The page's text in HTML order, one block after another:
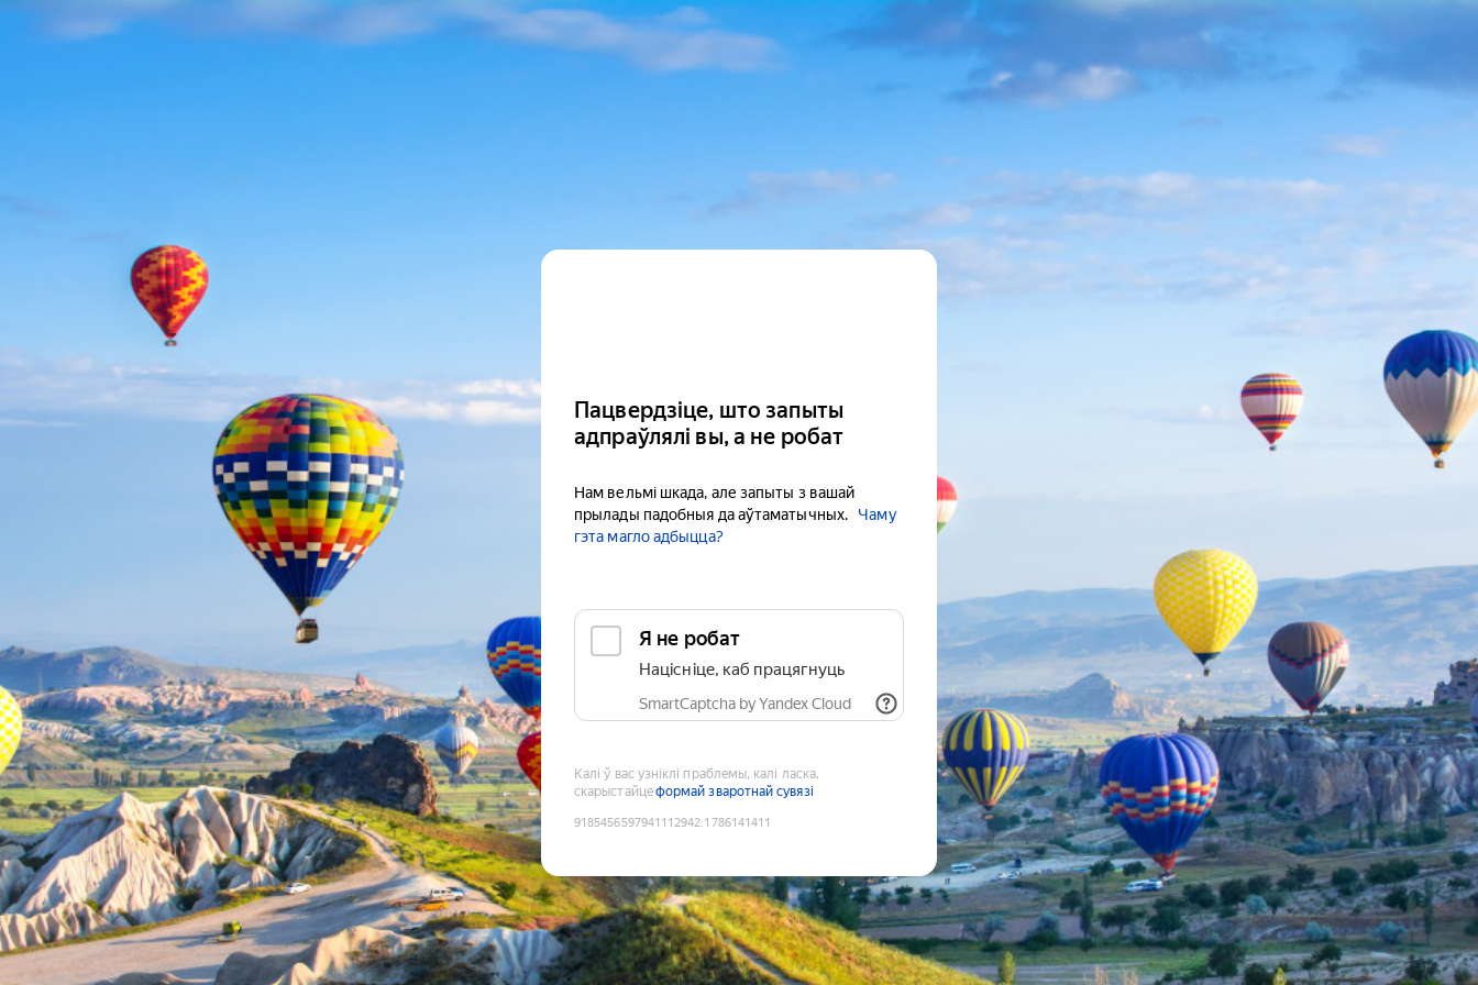
Пацвердзіце, што запыты
адпраўлялі вы, а не робат
Нам вельмі шкада, але запыты з вашай
прылады падобныя да аўтаматычных.
Чаму
гэта магло адбыцца?
Я не робат
Націсніце, каб працягнуць
SmartCaptcha by Yandex Cloud
Калі ў вас узніклі праблемы, калі ласка,
скарыстайцеформай зваротнай сувязі
9185456597941112942:1786141411